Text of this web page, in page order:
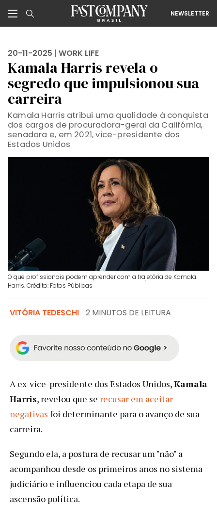
NEWSLETTER
20-11-2025 | WORK LIFE
Kamala Harris revela o
segredo que impulsionou sua
carreira
Kamala Harris atribui uma qualidade à conquista
dos cargos de procuradora-geral da Califórnia,
senadora e, em 2021, vice-presidente dos
Estados Unidos
O que profissionais podem aprender com a trajetória de Kamala
Harris. Crédito: Fotos Públicas
VITÓRIA TEDESCHI 2 MINUTOS DE LEITURA
A ex-vice-presidente dos Estados Unidos,Kamala
Harris, revelou que se recusar em aceitar
negativas foi determinante para o avanço de sua
carreira.
Segundo ela, a postura de recusar um "não" a
acompanhou desde os primeiros anos no sistema
judiciário e influenciou cada etapa de sua
ascensão política.